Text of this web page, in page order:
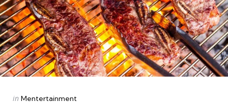
Categories
Posted
in Mentertainment